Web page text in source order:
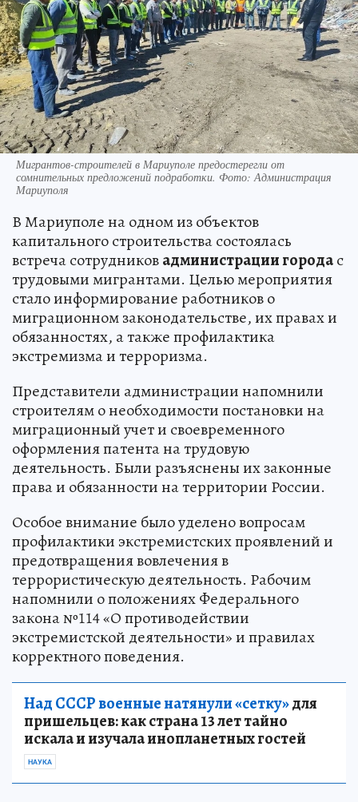
Мигрантов-строителей в Мариуполе предостерегли от
сомнительных предложений подработки. Фото: Администрация
Мариуполя
В Мариуполе на одном из объектов
капитального строительства состоялась
встреча сотрудниковадминистрации городас
трудовыми мигрантами. Целью мероприятия
стало информирование работников о
миграционном законодательстве, их правах и
обязанностях, а также профилактика
экстремизма и терроризма.
Представители администрации напомнили
строителям о необходимости постановки на
миграционный учет и своевременного
оформления патента на трудовую
деятельность. Были разъяснены их законные
права и обязанности на территории России.
Особое внимание было уделено вопросам
профилактики экстремистских проявлений и
предотвращения вовлечения в
террористическую деятельность. Рабочим
напомнили о положениях Федерального
закона №114 «О противодействии
экстремистской деятельности» и правилах
корректного поведения.
Над СССР военные натянули «сетку»для
пришельцев: как страна 13 лет тайно
искала и изучала инопланетных гостей
НАУКА